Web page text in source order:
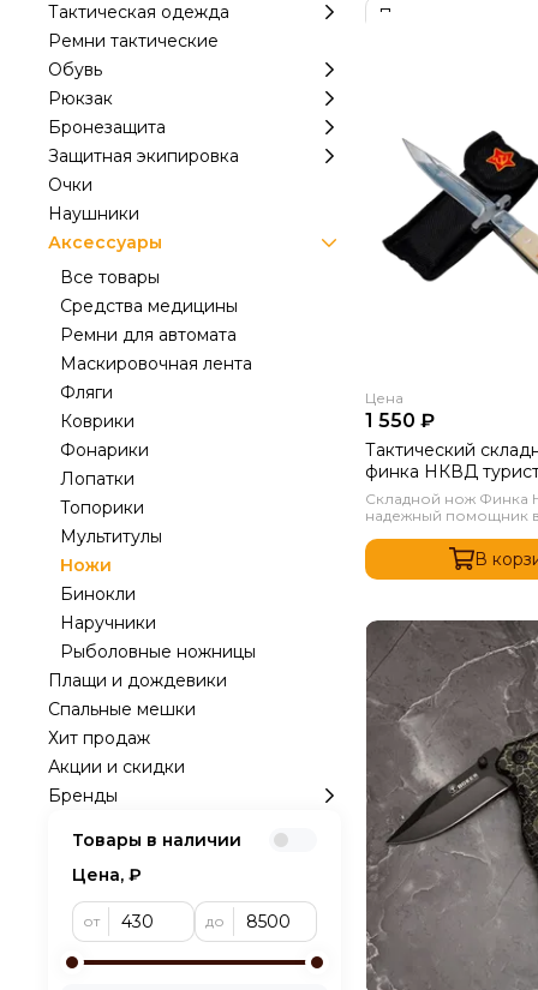
Цена
1 550 ₽
Тактический
финка НКВД
Бежевый
Складной нож Финка
надежный помощник в
В
Тактическая одежда
Ремни тактические
Обувь
Рюкзак
Бронезащита
Защитная экипировка
Очки
Наушники
Аксессуары
Все товары
Средства медицины
Ремни для автомата
Маскировочная лента
Фляги
Коврики
Фонарики
Лопатки
Топорики
Мультитулы
Ножи
Бинокли
Наручники
Рыболовные ножницы
Плащи и дождевики
Спальные мешки
Хит продаж
Акции и скидки
Бренды
Товары в наличии
Цена, ₽
от до